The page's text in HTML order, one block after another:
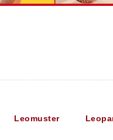
Leomuster